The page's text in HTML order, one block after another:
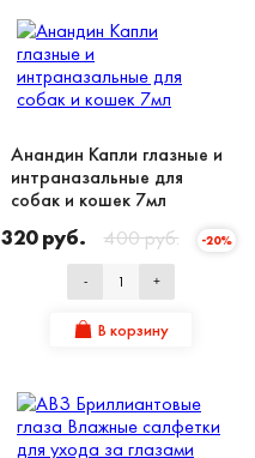
Анандин Капли глазные и
интраназальные для
собак и кошек 7мл
320 руб. 400 руб. -20%
- +
В корзину